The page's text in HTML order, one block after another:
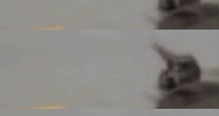
理计划。其中，Dee
拉取镜像时会拒绝包
Linux 内核...
IPMC）投票中获得
Fluss 迈入新的发